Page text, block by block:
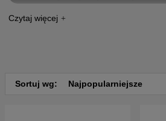
Kliknij tutaj, aby otworzyć IPL dla
Sortuj wg: Najpopularniejsze